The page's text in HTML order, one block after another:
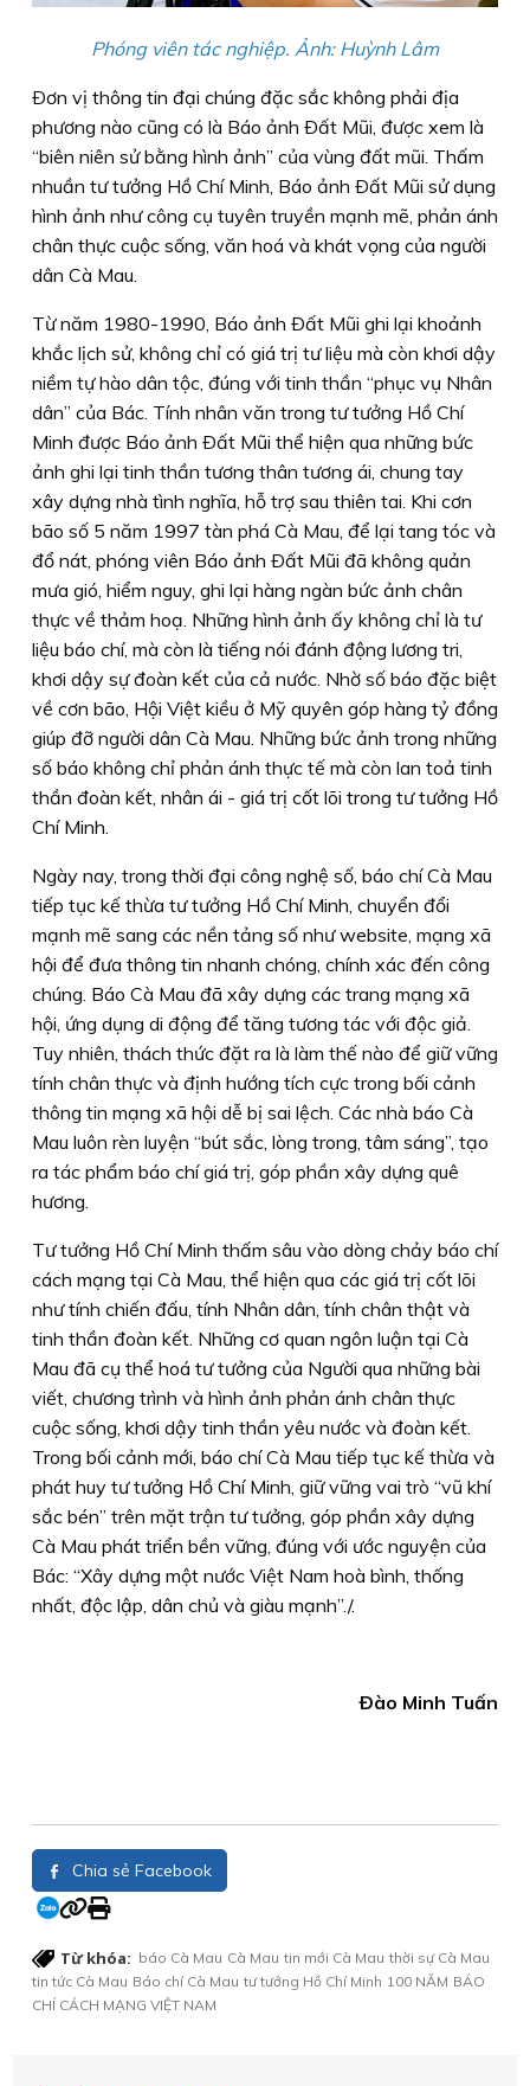
Phóng viên tác nghiệp. Ảnh: Huỳnh Lâm
Ðơn vị thông tin đại chúng đặc sắc không phải địa
phương nào cũng có là Báo ảnh Ðất Mũi, được xem là
“biên niên sử bằng hình ảnh” của vùng đất mũi. Thấm
nhuần tư tưởng Hồ Chí Minh, Báo ảnh Ðất Mũi sử dụng
hình ảnh như công cụ tuyên truyền mạnh mẽ, phản ánh
chân thực cuộc sống, văn hoá và khát vọng của người
dân Cà Mau.
Từ năm 1980-1990, Báo ảnh Ðất Mũi ghi lại khoảnh
khắc lịch sử, không chỉ có giá trị tư liệu mà còn khơi dậy
niềm tự hào dân tộc, đúng với tinh thần “phục vụ Nhân
dân” của Bác. Tính nhân văn trong tư tưởng Hồ Chí
Minh được Báo ảnh Ðất Mũi thể hiện qua những bức
ảnh ghi lại tinh thần tương thân tương ái, chung tay
xây dựng nhà tình nghĩa, hỗ trợ sau thiên tai. Khi cơn
bão số 5 năm 1997 tàn phá Cà Mau, để lại tang tóc và
đổ nát, phóng viên Báo ảnh Ðất Mũi đã không quản
mưa gió, hiểm nguy, ghi lại hàng ngàn bức ảnh chân
thực về thảm hoạ. Những hình ảnh ấy không chỉ là tư
liệu báo chí, mà còn là tiếng nói đánh động lương tri,
khơi dậy sự đoàn kết của cả nước. Nhờ số báo đặc biệt
về cơn bão, Hội Việt kiều ở Mỹ quyên góp hàng tỷ đồng
giúp đỡ người dân Cà Mau. Những bức ảnh trong những
số báo không chỉ phản ánh thực tế mà còn lan toả tinh
thần đoàn kết, nhân ái - giá trị cốt lõi trong tư tưởng Hồ
Chí Minh.
Ngày nay, trong thời đại công nghệ số, báo chí Cà Mau
tiếp tục kế thừa tư tưởng Hồ Chí Minh, chuyển đổi
mạnh mẽ sang các nền tảng số như website, mạng xã
hội để đưa thông tin nhanh chóng, chính xác đến công
chúng. Báo Cà Mau đã xây dựng các trang mạng xã
hội, ứng dụng di động để tăng tương tác với độc giả.
Tuy nhiên, thách thức đặt ra là làm thế nào để giữ vững
tính chân thực và định hướng tích cực trong bối cảnh
thông tin mạng xã hội dễ bị sai lệch. Các nhà báo Cà
Mau luôn rèn luyện “bút sắc, lòng trong, tâm sáng”, tạo
ra tác phẩm báo chí giá trị, góp phần xây dựng quê
hương.
Tư tưởng Hồ Chí Minh thấm sâu vào dòng chảy báo chí
cách mạng tại Cà Mau, thể hiện qua các giá trị cốt lõi
như tính chiến đấu, tính Nhân dân, tính chân thật và
tinh thần đoàn kết. Những cơ quan ngôn luận tại Cà
Mau đã cụ thể hoá tư tưởng của Người qua những bài
viết, chương trình và hình ảnh phản ánh chân thực
cuộc sống, khơi dậy tinh thần yêu nước và đoàn kết.
Trong bối cảnh mới, báo chí Cà Mau tiếp tục kế thừa và
phát huy tư tưởng Hồ Chí Minh, giữ vững vai trò “vũ khí
sắc bén” trên mặt trận tư tưởng, góp phần xây dựng
Cà Mau phát triển bền vững, đúng với ước nguyện của
Bác: “Xây dựng một nước Việt Nam hoà bình, thống
nhất, độc lập, dân chủ và giàu mạnh”./.
Ðào Minh Tuấn
Chia sẻ Facebook
Từ khóa: báo Cà Mau Cà Mau tin mới Cà Mau thời sự Cà Mau
tin tức Cà Mau Báo chí Cà Mau tư tưởng Hồ Chí Minh 100 NĂM BÁO
CHÍ CÁCH MẠNG VIỆT NAM